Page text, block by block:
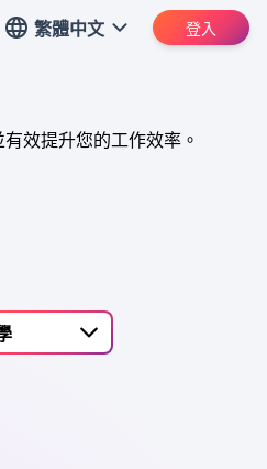
繁體中文 登入
效提升您的工作效率。